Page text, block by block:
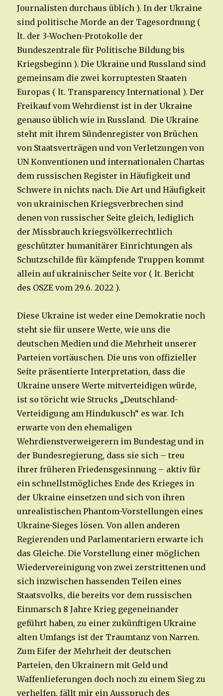
Journalisten durchaus üblich ). In der Ukraine
sind politische Morde an der Tagesordnung (
lt. der 3-Wochen-Protokolle der
Bundeszentrale für Politische Bildung bis
Kriegsbeginn ). Die Ukraine und Russland sind
gemeinsam die zwei korruptesten Staaten
Europas ( lt. Transparency International ). Der
Freikauf vom Wehrdienst ist in der Ukraine
genauso üblich wie in Russland. Die Ukraine
steht mit ihrem Sündenregister von Brüchen
von Staatsverträgen und von Verletzungen von
UN Konventionen und internationalen Chartas
dem russischen Register in Häufigkeit und
Schwere in nichts nach. Die Art und Häufigkeit
von ukrainischen Kriegsverbrechen sind
denen von russischer Seite gleich, lediglich
der Missbrauch kriegsvölkerrechtlich
geschützter humanitärer Einrichtungen als
Schutzschilde für kämpfende Truppen kommt
allein auf ukrainischer Seite vor ( lt. Bericht
des OSZE vom 29.6. 2022 ).
Diese Ukraine ist weder eine Demokratie noch
steht sie für unsere Werte, wie uns die
deutschen Medien und die Mehrheit unserer
Parteien vortäuschen. Die uns von offizieller
Seite präsentierte Interpretation, dass die
Ukraine unsere Werte mitverteidigen würde,
ist so töricht wie Strucks „Deutschland-
Verteidigung am Hindukusch“ es war. Ich
erwarte von den ehemaligen
Wehrdienstverweigerern im Bundestag und in
der Bundesregierung, dass sie sich – treu
ihrer früheren Friedensgesinnung – aktiv für
ein schnellstmögliches Ende des Krieges in
der Ukraine einsetzen und sich von ihren
unrealistischen Phantom-Vorstellungen eines
Ukraine-Sieges lösen. Von allen anderen
Regierenden und Parlamentariern erwarte ich
das Gleiche. Die Vorstellung einer möglichen
Wiedervereinigung von zwei zerstrittenen und
sich inzwischen hassenden Teilen eines
Staatsvolks, die bereits vor dem russischen
Einmarsch 8 Jahre Krieg gegeneinander
geführt haben, zu einer zukünftigen Ukraine
alten Umfangs ist der Traumtanz von Narren.
Zum Eifer der Mehrheit der deutschen
Parteien, den Ukrainern mit Geld und
Waffenlieferungen doch noch zu einem Sieg zu
verhelfen, fällt mir ein Ausspruch des